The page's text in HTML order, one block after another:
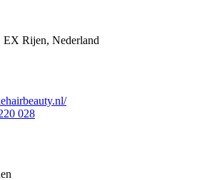
Rijen, Nederland
028